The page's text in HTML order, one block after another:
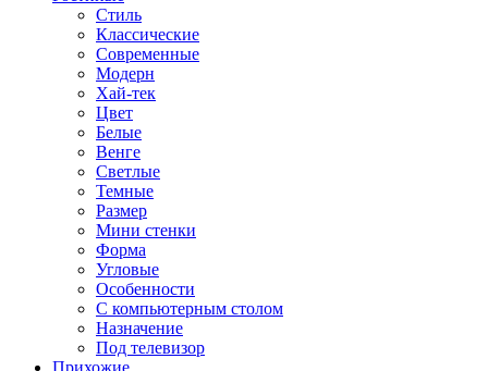
Стиль
Классические
Современные
Модерн
Хай-тек
Цвет
Белые
Венге
Светлые
Темные
Размер
Мини стенки
Форма
Угловые
Особенности
С компьютерным столом
Назначение
Под телевизор
Прихожие